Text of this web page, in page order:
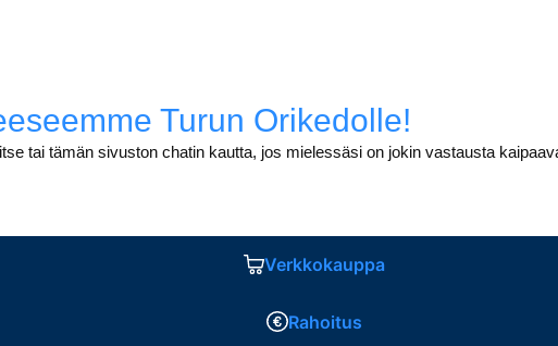
Turun Orikedolle!
tai tämän sivuston chatin kautta, jos mielessäsi on jokin vastausta
Verkkokauppa
Rahoitus